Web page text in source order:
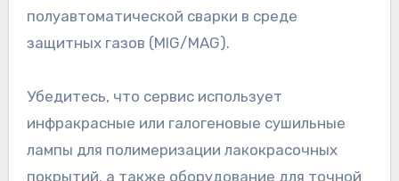
полуавтоматической сварки в среде
защитных газов (MIG/MAG).
Убедитесь, что сервис использует
инфракрасные или галогеновые сушильные
лампы для полимеризации лакокрасочных
покрытий, а также оборудование для точной